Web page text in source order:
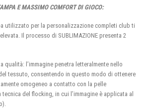
E MASSIMO COMFORT DI GIOCO:
utilizzato per la personalizzazione completi club ti
Il processo di SUBLIMAZIONE presenta 2
qualità: l’immagine penetra letteralmente nello
tessuto, consentendo in questo modo di ottenere
omogeneo a contatto con la pelle
tecnica del flocking, in cui l’immagine è applicata al